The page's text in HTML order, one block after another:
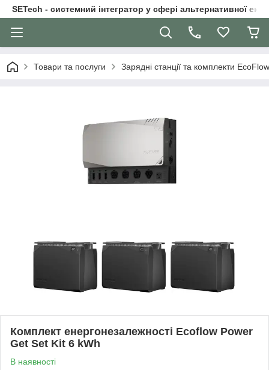
SETech - системний інтегратор у сфері альтернативної
Товари та послуги Зарядні станції та комплекти EcoFlow
Комплект енергонезалежності Ecoflow Power
Get Set Kit 6 kWh
В наявності